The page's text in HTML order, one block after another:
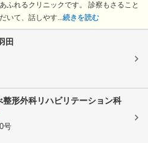
ふれるクリニックです。 診察もさること
いて、話しやす...続きを読む
田
形外科リハビリテーション科
号